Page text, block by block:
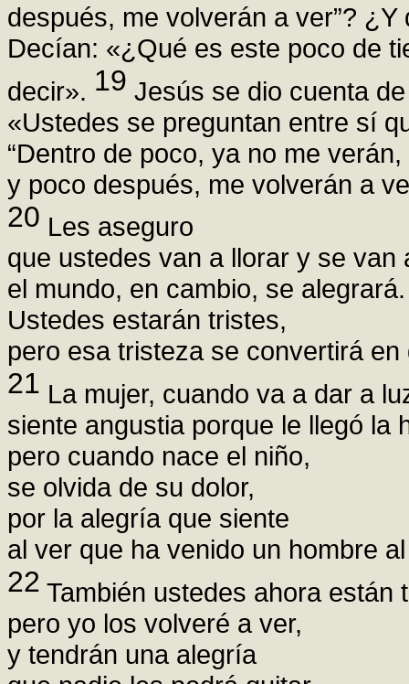
después, me volverán a ver”?
Decían: «¿Qué es este poco de
decir». 19 Jesús se dio cuenta
«Ustedes se preguntan entre sí
“Dentro de poco, ya no me verán,
y poco después, me volverán a
20 Les aseguro
que ustedes van a llorar y se van
el mundo, en cambio, se alegrará.
Ustedes estarán tristes,
pero esa tristeza se convertirá en
21 La mujer, cuando va a dar a
siente angustia porque le llegó la
pero cuando nace el niño,
se olvida de su dolor,
por la alegría que siente
al ver que ha venido un hombre
22 También ustedes ahora están
pero yo los volveré a ver,
y tendrán una alegría